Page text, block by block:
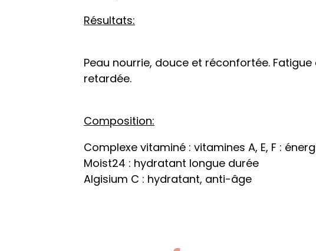
Résultats:
Peau nourrie, douce et réconfortée.
retardée.
Composition:
Complexe vitaminé : vitamines A, E, F :
Moist24 : hydratant longue durée
Algisium C : hydratant, anti-âge